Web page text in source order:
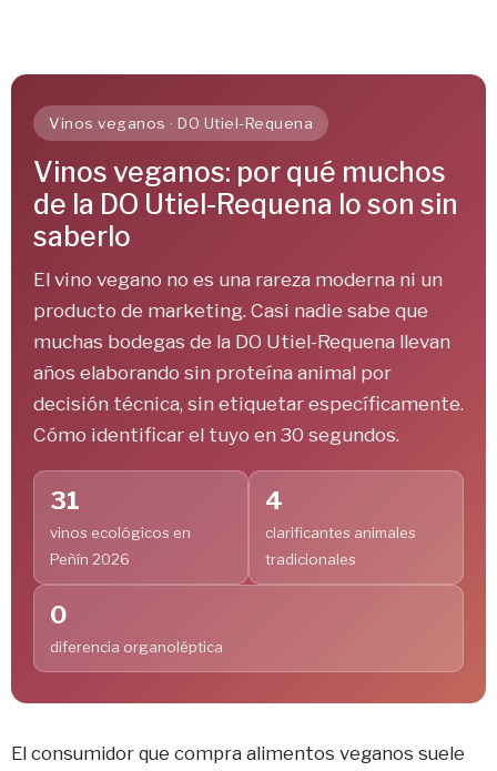
Vinos veganos · DO Utiel-Requena
Vinos veganos: por qué muchos
de la DO Utiel-Requena lo son sin
saberlo
El vino vegano no es una rareza moderna ni un
producto de marketing. Casi nadie sabe que
muchas bodegas de la DO Utiel-Requena llevan
años elaborando sin proteína animal por
decisión técnica, sin etiquetar específicamente.
Cómo identificar el tuyo en 30 segundos.
31
vinos ecológicos en
Peñín 2026
4
clarificantes animales
tradicionales
0
diferencia organoléptica
El consumidor que compra alimentos veganos suele